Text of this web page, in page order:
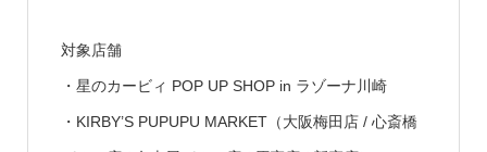
対象店舗
・星のカービィ POP UP SHOP in ラゾーナ川崎
・KIRBY’S PUPUPU MARKET（大阪梅田店 / 心斎橋